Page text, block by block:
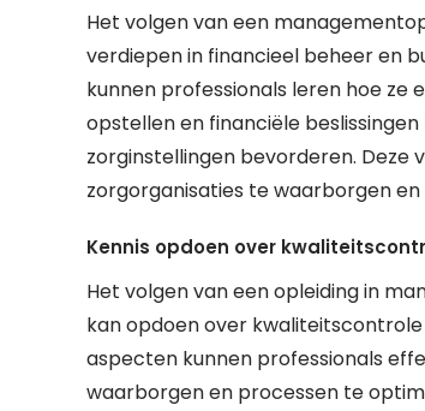
Het volgen van een
verdiepen in financieel beheer en
kunnen professionals leren hoe
opstellen en financiële
zorginstellingen bevorderen. Deze
zorgorganisaties te waarborgen
Kennis opdoen over
Het volgen van een opleiding in
kan opdoen over
aspecten kunnen professionals
waarborgen en processen te